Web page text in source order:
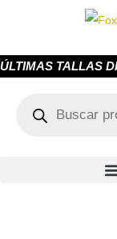
ÚLTIMAS TALLAS